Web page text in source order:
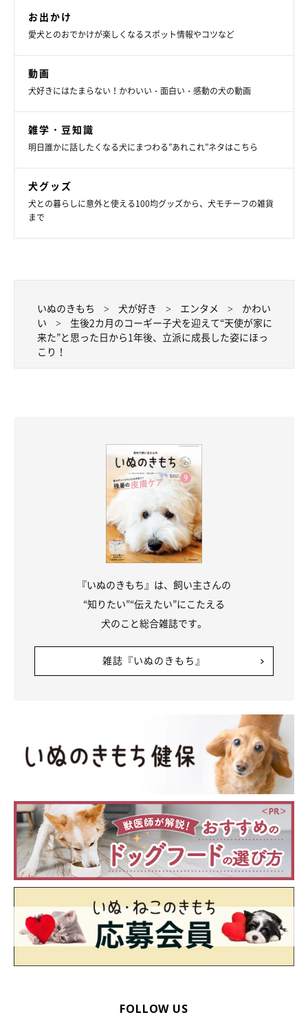
お出かけ
愛犬とのおでかけが楽しくなるスポット情報やコツなど
動画
犬好きにはたまらない！かわいい・面白い・感動の犬の動画
雑学・豆知識
明日誰かに話したくなる犬にまつわる”あれこれ”ネタはこちら
犬グッズ
犬との暮らしに意外と使える100均グッズから、犬モチーフの雑貨
まで
いぬのきもち 犬が好き エンタメ
かわい
い
生後2カ月のコーギー子犬を迎えて“天使が家に
来た”と思った日から1年後、立派に成長した姿にほっ
こり！
『いぬのきもち』は、飼い主さんの
“知りたい”“伝えたい”にこたえる
犬のこと総合雑誌です。
雑誌『いぬのきもち』
FOLLOW US